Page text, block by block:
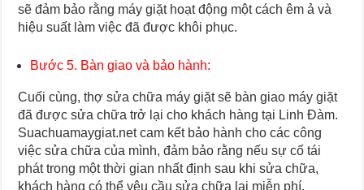
sẽ đảm bảo rằng máy giặt hoạt động một cách êm ả và
hiệu suất làm việc đã được khôi phục.
Bước 5. Bàn giao và bảo hành:
Cuối cùng, thợ sửa chữa máy giặt sẽ bàn giao máy giặt
đã được sửa chữa trở lại cho khách hàng tại Linh Đàm.
Suachuamaygiat.net cam kết bảo hành cho các công
việc sửa chữa của mình, đảm bảo rằng nếu sự cố tái
phát trong một thời gian nhất định sau khi sửa chữa,
khách hàng có thể yêu cầu sửa chữa lại miễn phí.